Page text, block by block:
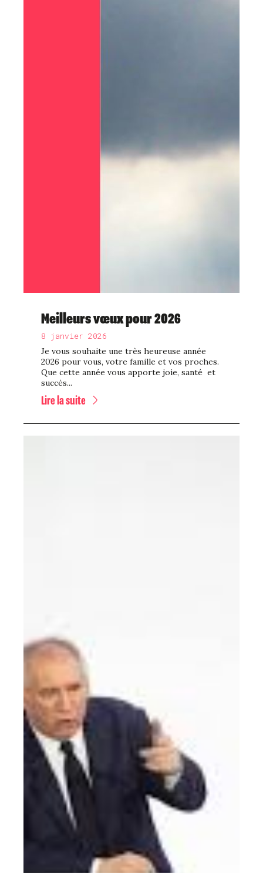
Meilleurs vœux pour 2026
8 janvier 2026
Je vous souhaite une très heureuse année
2026 pour vous, votre famille et vos proches.
Que cette année vous apporte joie, santé et
succès...
Lire la suite